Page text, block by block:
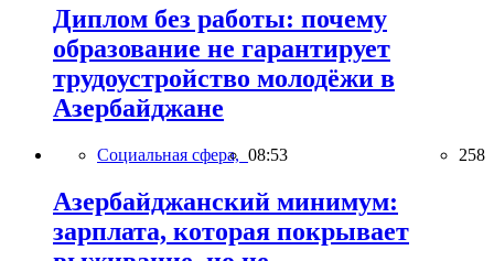
Диплом без работы: почему
образование не гарантирует
трудоустройство молодёжи в
Азербайджане
Социальная сфера, 08:53 258
Азербайджанский минимум:
зарплата, которая покрывает